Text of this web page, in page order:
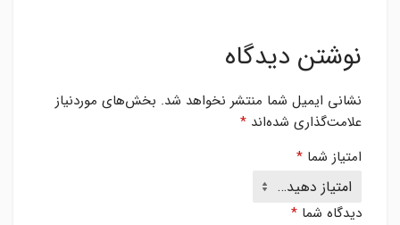
نوشتن دیدگاه
نشانی ایمیل شما منتشر نخواهد شد. بخش‌های موردنیاز
علامت‌گذاری شده‌اند *
امتیاز شما *
دیدگاه شما *